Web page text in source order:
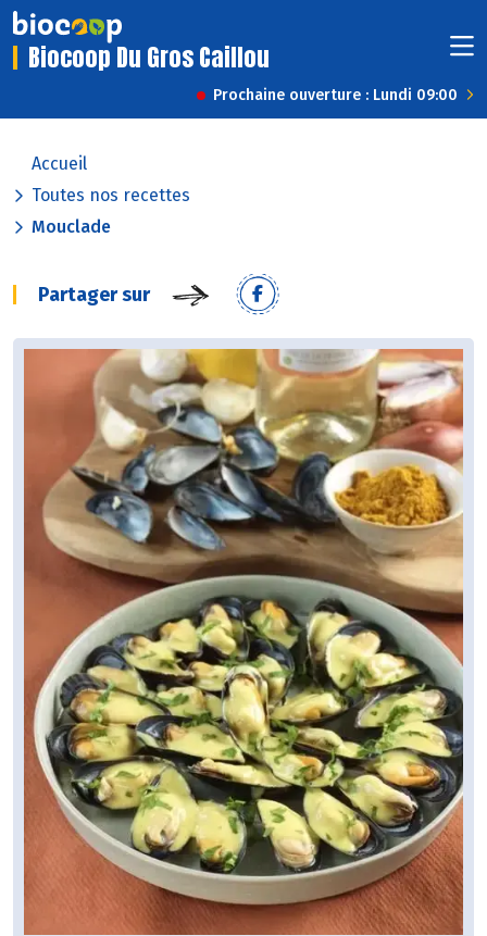
Biocoop Du Gros Caillou
Prochaine ouverture : Lundi 09:00
Accueil
Toutes nos recettes
Mouclade
Partager sur